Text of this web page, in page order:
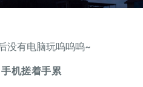
没有电脑玩呜呜呜~
机搓着手累